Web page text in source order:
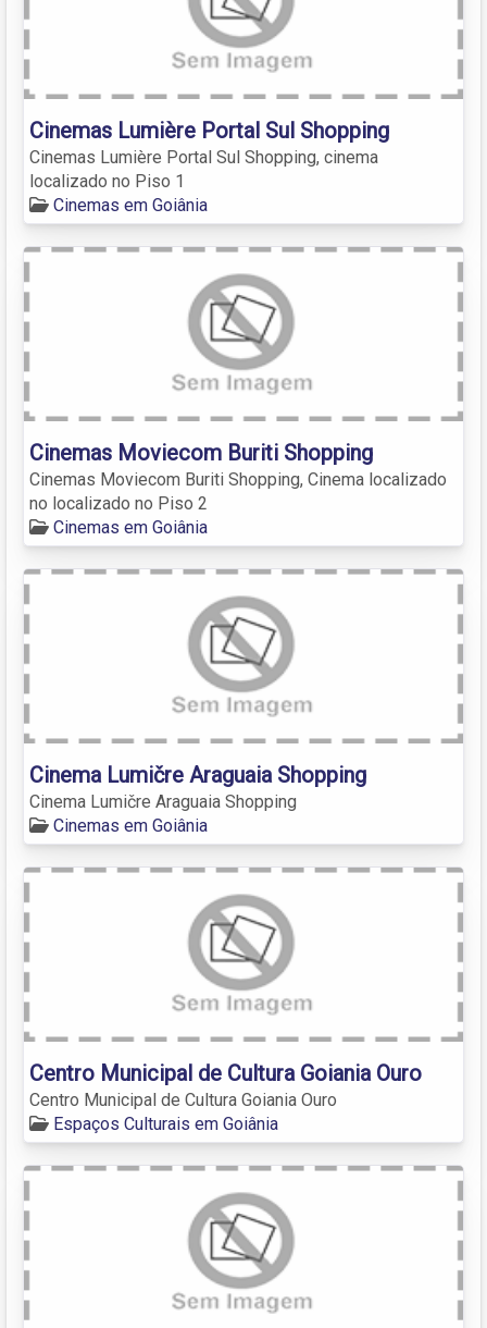
Cinemas Lumière Portal Sul Shopping
Cinemas Lumière Portal Sul Shopping, cinema
localizado no Piso 1
Cinemas em Goiânia
Cinemas Moviecom Buriti Shopping
Cinemas Moviecom Buriti Shopping, Cinema localizado
no localizado no Piso 2
Cinemas em Goiânia
Cinema Lumičre Araguaia Shopping
Cinema Lumičre Araguaia Shopping
Cinemas em Goiânia
Centro Municipal de Cultura Goiania Ouro
Centro Municipal de Cultura Goiania Ouro
Espaços Culturais em Goiânia